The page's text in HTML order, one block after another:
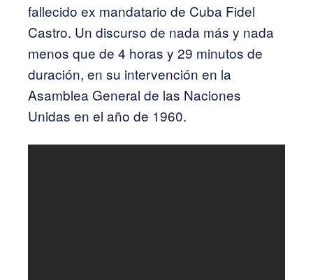
fallecido ex mandatario de Cuba Fidel
Castro. Un discurso de nada más y nada
menos que de 4 horas y 29 minutos de
duración, en su intervención en la
Asamblea General de las Naciones
Unidas en el año de 1960.